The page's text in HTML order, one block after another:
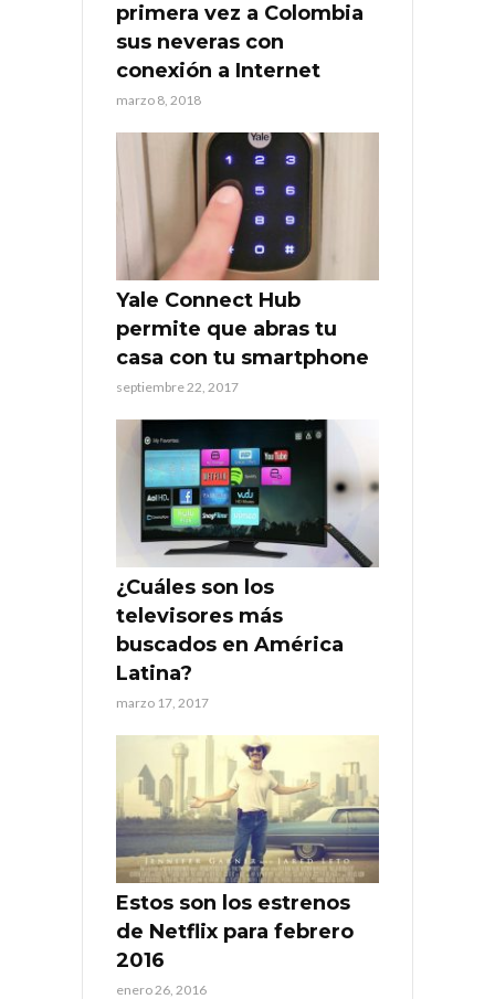
primera vez a Colombia
sus neveras con
conexión a Internet
marzo 8, 2018
Yale Connect Hub
permite que abras tu
casa con tu smartphone
septiembre 22, 2017
¿Cuáles son los
televisores más
buscados en América
Latina?
marzo 17, 2017
Estos son los estrenos
de Netflix para febrero
2016
enero 26, 2016